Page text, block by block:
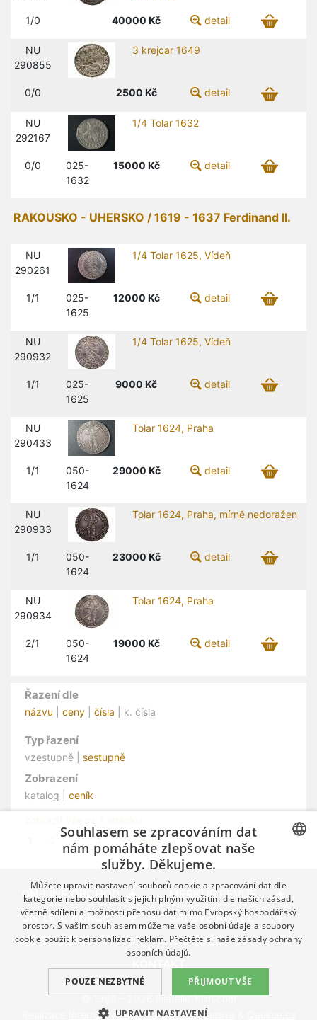
1/0 40000 Kč detail
NU
290855
3 krejcar 1649
0/0 2500 Kč detail
NU
292167
1/4 Tolar 1632
0/0
025-
1632
15000 Kč detail
RAKOUSKO - UHERSKO / 1619 - 1637 Ferdinand II.
NU
290261
1/4 Tolar 1625, Vídeň
1/1
025-
1625
12000 Kč detail
NU
290932
1/4 Tolar 1625, Vídeň
1/1
025-
1625
9000 Kč detail
NU
290433
Tolar 1624, Praha
1/1
050-
1624
29000 Kč detail
NU
290933
Tolar 1624, Praha, mírně nedoražen
1/1
050-
1624
23000 Kč detail
NU
290934
Tolar 1624, Praha
2/1
050-
1624
19000 Kč detail
Řazení dle
názvu ceny čísla | k. čísla
Typ řazení
vzestupně | sestupně
Zobrazení
katalog | ceník
3 4 5 další »
ON-LINE OBCHOD
MERKUR REVUE
ON-LINE AUKCE
SÁLOVÉ AUKCE
KE STAŽENÍ
NÁPOVĚDA
Internetová agentura Q2 Interactive
© 1989 – 2026 Filatelie-Klim.com
GERMAN
ENGLISH
Souhlasem se zpracováním dat
nám pomáháte zlepšovat naše
služby. Děkujeme.
Můžete upravit nastavení souborů cookie a zpracování dat dle
kategorie nebo souhlasit s jejich plným využitím dle našich zásad,
včetně sdílení a možnosti přenosu dat mimo Evropský hospodářský
prostor. S vašim souhlasem můžeme vaše osobní údaje a soubory
cookie použít k personalizaci reklam. Přečtěte si naše zásady ochrany
osobních údajů.
PŘIJMOUT VŠE
POUZE NEZBYTNÉ
UPRAVIT NASTAVENÍ